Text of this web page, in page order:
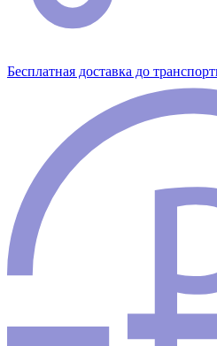
Бесплатная доставка до